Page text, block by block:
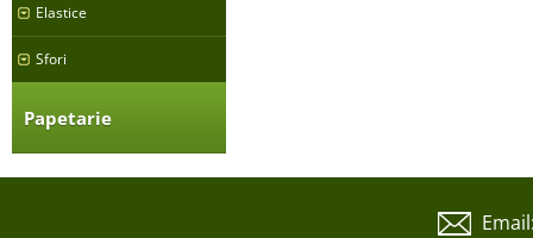
Elastice
Sfori
Papetarie